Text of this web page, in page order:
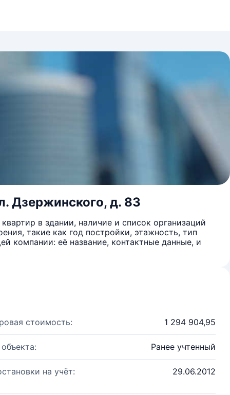
Дзержинского, д. 83
в здании, наличие и список организаций
такие как год постройки, этажность, тип
компании: её название, контактные данные, и
стоимость: 1 294 904,95
Ранее учтенный
на учёт: 29.06.2012